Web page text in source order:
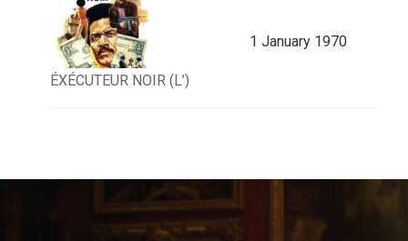
ÉXÉCUTEUR NOIR (L’)
1 January 1970